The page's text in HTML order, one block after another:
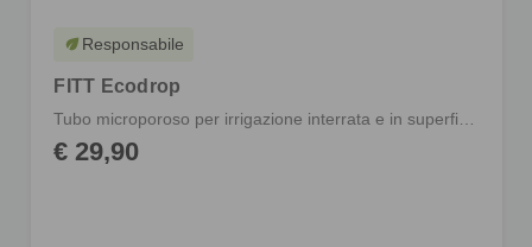
ecoResponsabile
FITT Ecodrop
€ 29,90